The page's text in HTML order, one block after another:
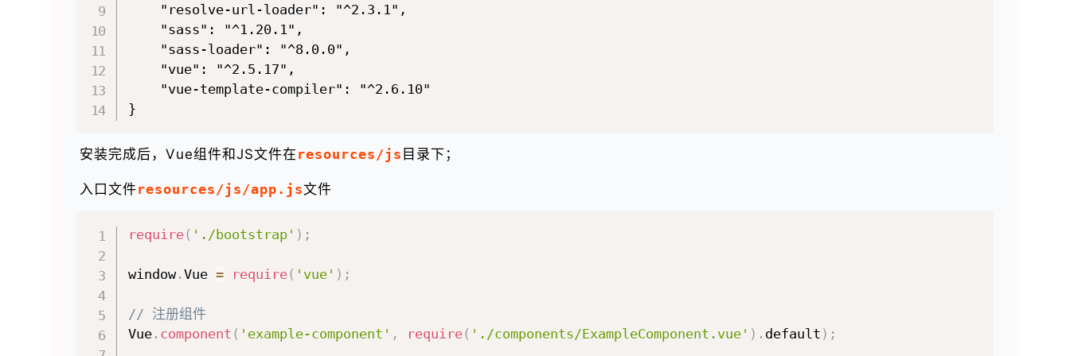
    "resolve-url-loader": "^2.3.1",
    "sass": "^1.20.1",
    "sass-loader": "^8.0.0",
    "vue": "^2.5.17",
    "vue-template-compiler": "^2.6.10"
安装完成后，Vue组件和JS文件在 resources/js 目录下；
入口文件resources/js/app.js文件
require( './bootstrap' ) ;
window. Vue = require( 'vue' ) ;
// 注册组件
Vue. component ( 'example-component' , require( './components/ExampleComponent.vue' ) . default ) ;